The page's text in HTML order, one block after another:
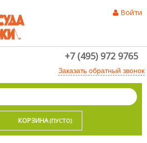
Войти
+7 (495) 972 9765
Заказать обратный звонок
КОРЗИНА (ПУСТО)